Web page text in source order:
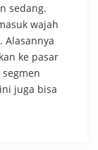
sedang.
wajah
Alasannya
ke pasar
juga bisa